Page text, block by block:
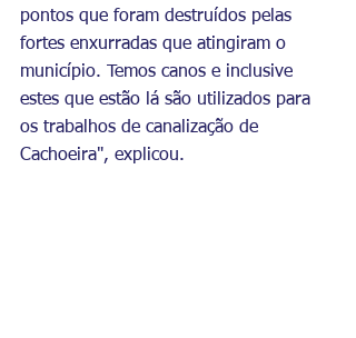
pontos que foram destruídos pelas
fortes enxurradas que atingiram o
município. Temos canos e inclusive
estes que estão lá são utilizados para
os trabalhos de canalização de
Cachoeira", explicou.